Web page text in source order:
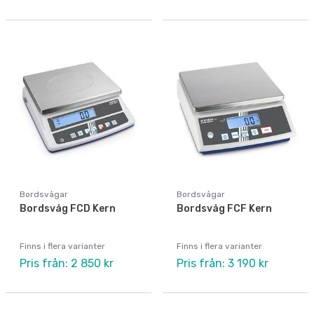
Bordsvågar
Bordsvåg FCD Kern
Finns i flera varianter
Pris från: 2 850 kr
Bordsvågar
Bordsvåg FCF Kern
Finns i flera varianter
Pris från: 3 190 kr